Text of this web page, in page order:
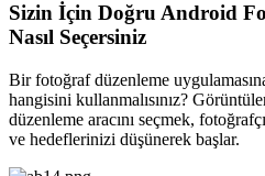
Sizin İçin Doğru Android
Nasıl Seçersiniz
Bir fotoğraf düzenleme
hangisini kullanmalısınız?
düzenleme aracını seçmek,
ve hedeflerinizi düşünerek başlar.